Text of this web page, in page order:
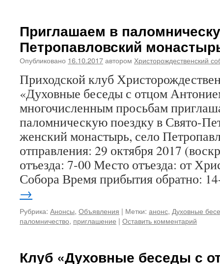
Приглашаем в
Петропавловский
Опубликовано 16.10.2017автором Христорождественский
Приходской клуб
«Духовные беседы с отцом
многочисленным просьбам
паломническую поездку в Свято-
женский монастырь, село
отправления: 29 октября 2017
отъезда: 7-00 Место отъезда: от
Собора Время прибытия обратно:
→
Рубрика: Анонсы, Объявления | Метки: анонс, Духовные
паломничество, приглашение | Оставить комментарий
Клуб «Духовные беседы с